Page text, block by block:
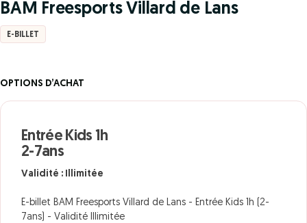
BAM Freesports Villard de Lans
E-BILLET
OPTIONS D’ACHAT
Entrée Kids 1h
2-7ans
Validité : Illimitée
E-billet BAM Freesports Villard de Lans - Entrée Kids 1h (2-
7ans) - Validité Illimitée